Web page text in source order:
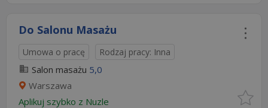
Do Salonu Masażu
Umowa o pracę Rodzaj pracy: Inna
Salon masażu 5,0
Warszawa
Aplikuj szybko z Nuzle